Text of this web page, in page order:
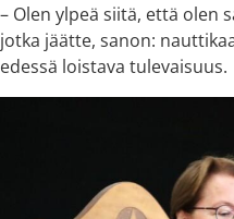
– Olen ylpeä siitä, että olen
jotka jäätte, sanon:
edessä loistava tulevaisuus.